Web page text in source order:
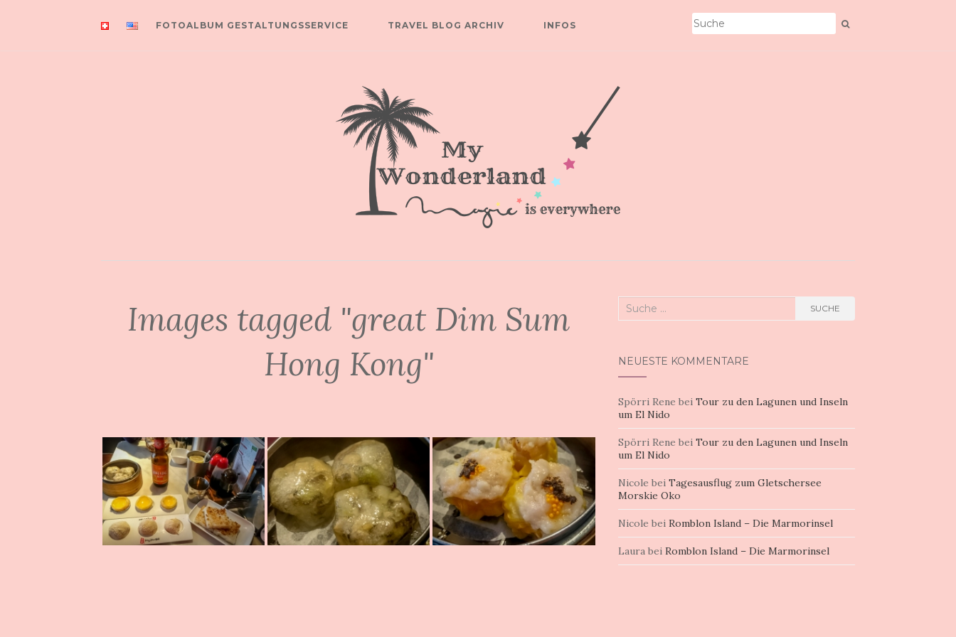
FOTOALBUM GESTALTUNGSSERVICE TRAVEL BLOG ARCHIV INFOS
Images tagged "great Dim Sum
Hong Kong"
Suche
SUCHE
NEUESTE KOMMENTARE
Spörri Rene bei Tour zu den Lagunen und Inseln
um El Nido
Spörri Rene bei Tour zu den Lagunen und Inseln
um El Nido
Nicole bei Tagesausflug zum Gletschersee
Morskie Oko
Nicole bei Romblon Island – Die Marmorinsel
Laurabei Romblon Island – Die Marmorinsel